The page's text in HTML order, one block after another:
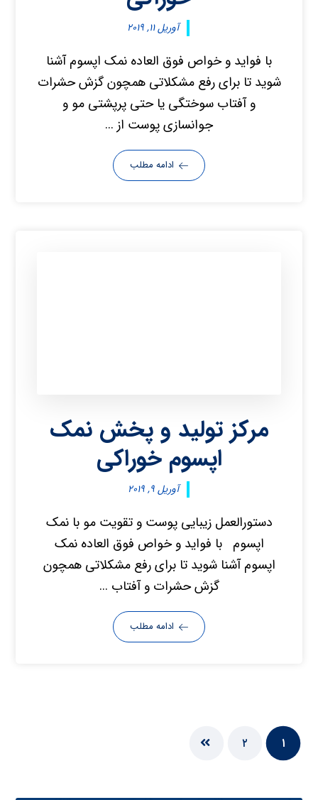
آوریل ۱۱, ۲۰۱۹
با فواید و خواص فوق العاده نمک اپسوم آشنا
شوید تا برای رفع مشکلاتی همچون گزش حشرات
و آفتاب سوختگی یا حتی پرپشتی مو و
جوانسازی پوست از ...
ادامه مطلب
مرکز تولید و پخش نمک
اپسوم خوراکی
آوریل ۹, ۲۰۱۹
دستورالعمل زیبایی پوست و تقویت مو با نمک
اپسوم با فواید و خواص فوق العاده نمک
اپسوم آشنا شوید تا برای رفع مشکلاتی همچون
گزش حشرات و آفتاب ...
ادامه مطلب
۱ ۲